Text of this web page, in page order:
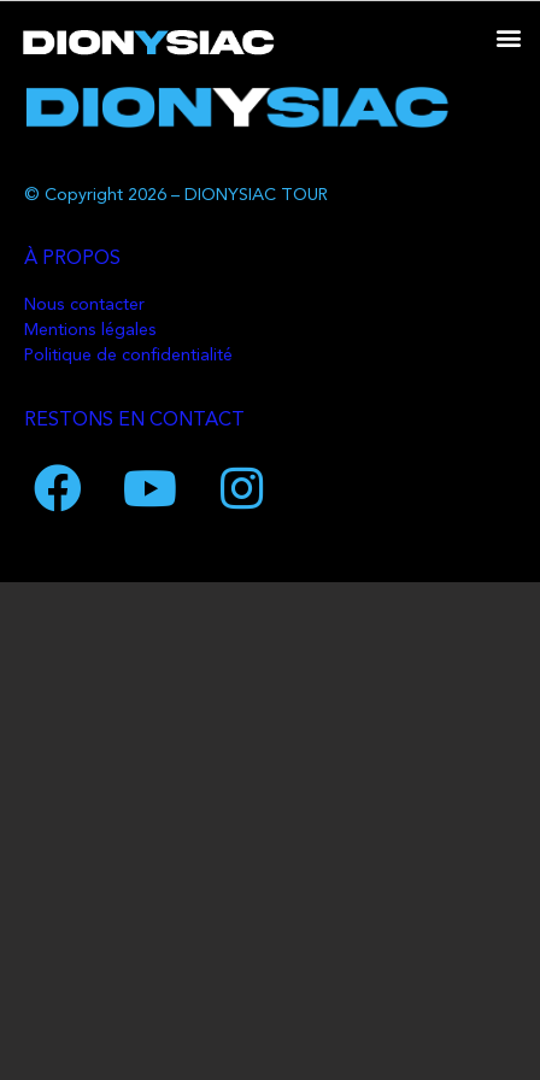
© Copyright 2026 – DIONYSIAC TOUR
À PROPOS
Nous contacter
Mentions légales
Politique de confidentialité
RESTONS EN CONTACT